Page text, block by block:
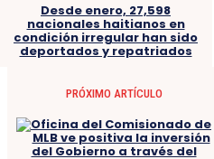
Desde enero, 27,598
nacionales haitianos en
condición irregular han sido
deportados y repatriados
PRÓXIMO ARTÍCULO